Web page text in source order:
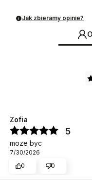
Jak zbieramy opinie?
Zofia
5
moze byc
7/30/2026
0
0